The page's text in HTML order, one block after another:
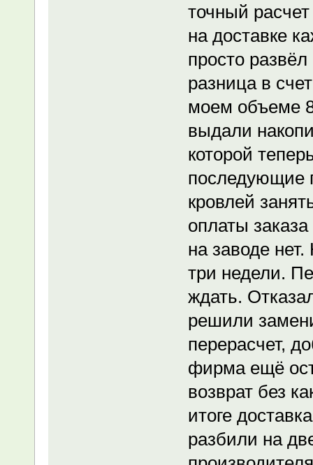
точный
на доставке
просто
разница в
моем объеме
выдали
которой
последующие
кровлей
оплаты
на заводе
три недели.
ждать.
решили
перерасчет,
фирма ещё
возврат без
итоге
разбили на